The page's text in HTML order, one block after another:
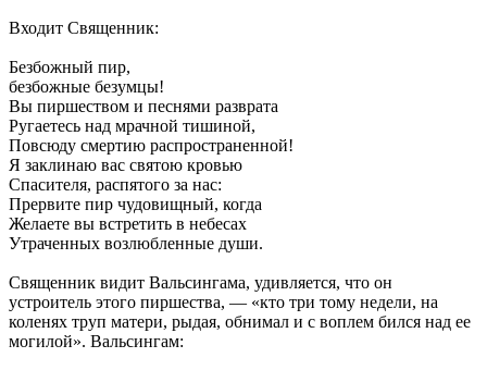
Входит Священник:
Безбожный пир,
безбожные безумцы!
Вы пиршеством и песнями разврата
Ругаетесь над мрачной тишиной,
Повсюду смертию распространенной!
Я заклинаю вас святою кровью
Спасителя, распятого за нас:
Прервите пир чудовищный, когда
Желаете вы встретить в небесах
Утраченных возлюбленные души.
Священник видит Вальсингама, удивляется, что он
устроитель этого пиршества, — «кто три тому недели, на
коленях труп матери, рыдая, обнимал и с воплем бился над ее
могилой». Вальсингам: